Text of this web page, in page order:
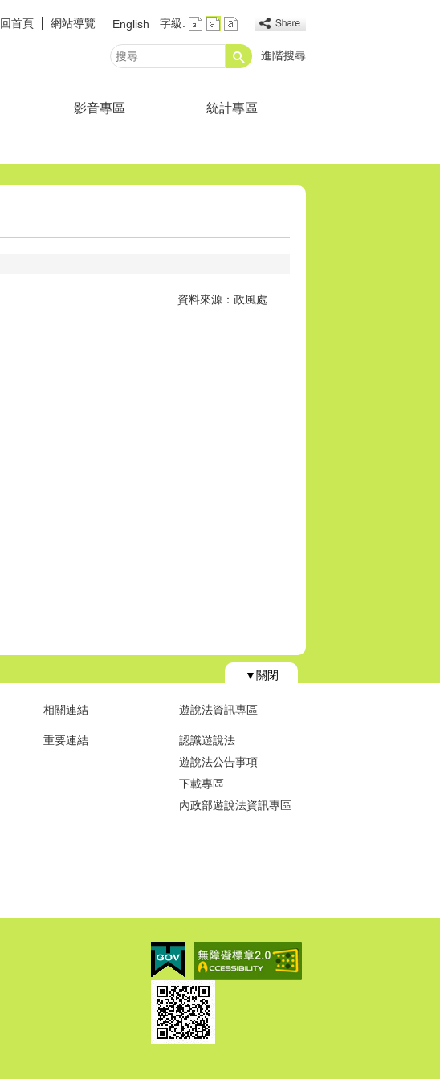
回首頁 網站導覽 English 字級:
搜
進階搜尋
影音專區 統計專區
資料來源：政風處
▼關閉
相關連結
重要連結
遊說法資訊專區
認識遊說法
遊說法公告事項
下載專區
內政部遊說法資訊專區